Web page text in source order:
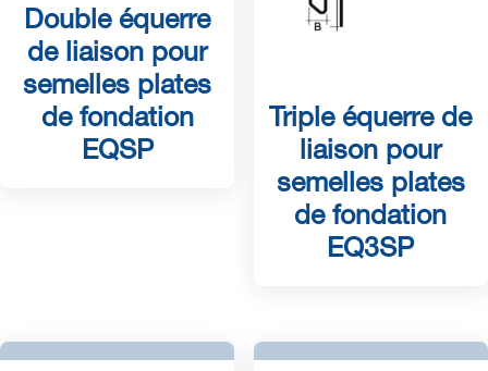
Double équerre
de liaison pour
semelles plates
de fondation
EQSP
Triple équerre de
liaison pour
semelles plates
de fondation
EQ3SP